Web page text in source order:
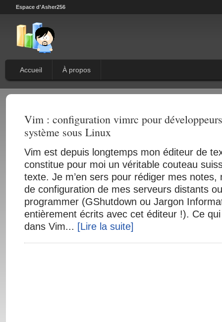
Espace d'Asher256
Accueil À propos
Vim : configuration vimrc pour
système sous Linux
Vim est depuis longtemps mon éditeur de
constitue pour moi un véritable couteau
texte. Je m’en sers pour rédiger mes notes,
de configuration de mes serveurs distants
programmer (GShutdown ou Jargon
entièrement écrits avec cet éditeur !). Ce qui
dans Vim... [Lire la suite]